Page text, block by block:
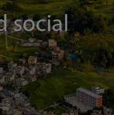
social